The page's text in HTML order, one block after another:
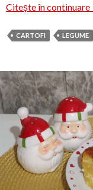
Citește în continuare
CARTOFI LEGUME